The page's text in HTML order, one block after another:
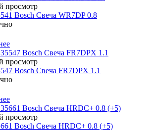
просмотр
Bosch Свеча WR7DP 0.8
просмотр
Bosch Свеча FR7DPX 1.1
просмотр
Bosch Свеча HRDC+ 0.8 (+5)